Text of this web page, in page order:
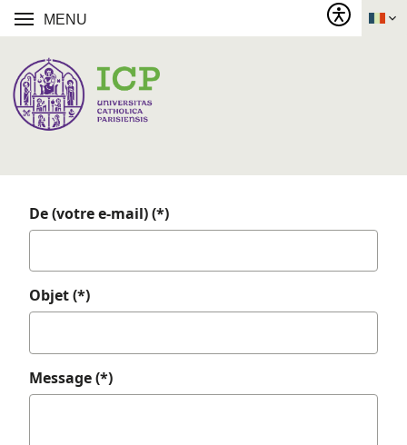
MENU
De (votre e-mail) (*)
Objet (*)
Message (*)